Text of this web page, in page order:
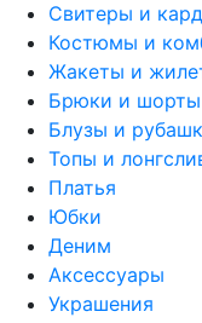
Свитеры и
Костюмы и
Жакеты и
Брюки и шорты
Блузы и
Топы и
Платья
Юбки
Деним
Аксессуары
Украшения